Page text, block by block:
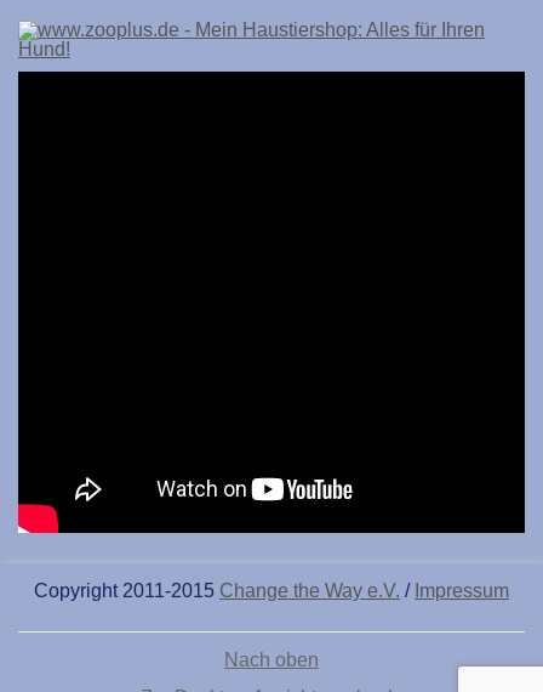
Copyright 2011-2015 Change the Way e.V. / Impressum
Nach oben